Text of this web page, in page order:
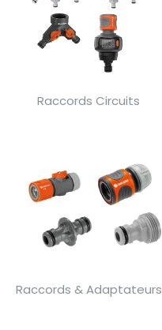
Raccords Circuits
Raccords & Adaptateurs